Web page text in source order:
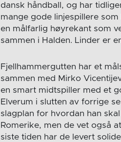
dansk håndball, og har
mange gode linjespillere
en målfarlig høyrekant som
sammen i Halden. Linder er
Fjellhammergutten har et
sammen med Mirko
en smart midtspiller med et
Elverum i slutten av forrige
slagplan for hvordan han
Romerike, men de vet også
siste tiden har de levert